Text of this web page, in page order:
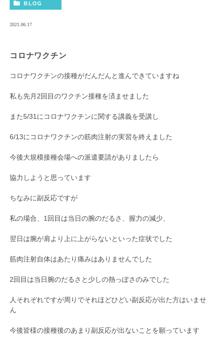
BLOG
2021.06.17
コロナワクチン
コロナワクチンの接種がだんだんと進んできていますね
私も先月2回目のワクチン接種を済ませました
また5/31にコロナワクチンに関する講義を受講し
6/13にコロナワクチンの筋肉注射の実習を終えました
今後大規模接種会場への派遣要請がありましたら
協力しようと思っています
ちなみに副反応ですが
私の場合、1回目は当日の腕のだるさ、握力の減少、
翌日は腕が肩より上に上がらないといった症状でした
筋肉注射自体はあたり痛みはありませんでした
2回目は当日腕のだるさと少しの熱っぽさのみでした
人それぞれですが周りでそれほどひどい副反応が出た方はいませ
ん
今後皆様の接種後のあまり副反応が出ないことを願っています